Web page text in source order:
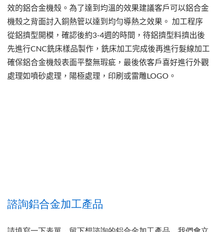
效的鋁合金機殼。為了達到均溫的效果建議客戶可以鋁合金
機殼之背面討入銅熱管以達到均勻導熱之效果。 加工程序
從鋁擠型開模，確認後約3-4週的時間，待鋁擠型料擠出後
先進行CNC銑床樣品製作，銑床加工完成後再進行髮線加工
確保鋁合金機殼表面平整無瑕疵，最後依客戶喜好進行外觀
處理如噴砂處理，陽極處理，印刷或雷雕LOGO。